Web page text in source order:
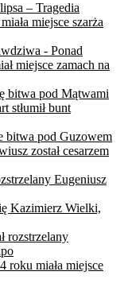
– Tragedia
miejsce szarża
- Ponad
miejsce zamach na
bitwa pod Mątwami
stłumił bunt
bitwa pod Guzowem
został cesarzem
Eugeniusz
Kazimierz Wielki,
rozstrzelany
roku miała miejsce